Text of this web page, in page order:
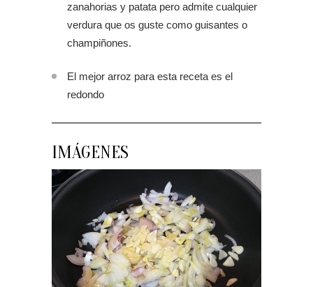
zanahorias y patata pero admite cualquier
verdura que os guste como guisantes o
champiñones.
El mejor arroz para esta receta es el
redondo
IMÁGENES